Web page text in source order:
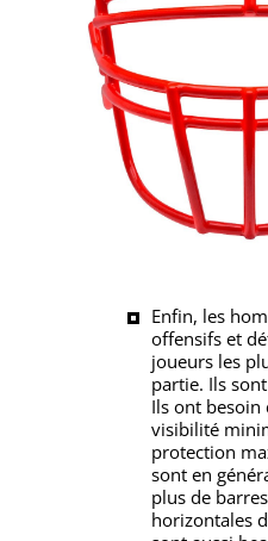
Enfin, les
offensifs et
joueurs les
partie. Ils
Ils ont besoin
visibilité
protection
sont en
plus de
horizontales